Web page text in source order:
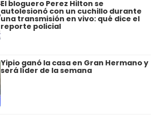
El bloguero Perez Hilton se
autolesionó con un cuchillo durante
una transmisión en vivo: qué dice el
reporte policial
Yipio ganó la casa en Gran Hermano y
será líder de la semana